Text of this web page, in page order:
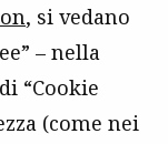
, si vedano
– nella
di “Cookie
(come nei